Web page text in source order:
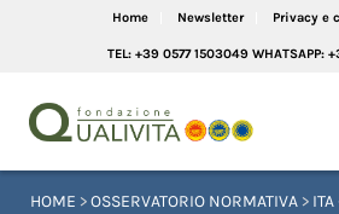
Home Newsletter Privacy e
TEL: +39 0577 1503049 WHATSAPP:
HOME >OSSERVATORIO NORMATIVA >